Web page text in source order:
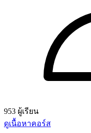
953 ผู้เรียน
ดูเนื้อหาคอร์ส